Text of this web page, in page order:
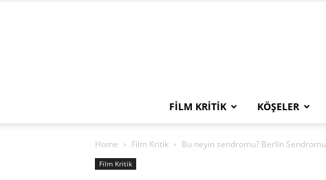
FILM KRITIK KÖŞELER
Home Film Kritik Bu neyin sendromu? Berlin Sendromu
Film Kritik